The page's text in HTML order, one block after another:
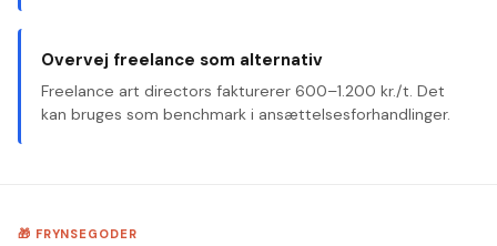
Overvej freelance som alternativ
Freelance art directors fakturerer 600–1.200 kr./t. Det
kan bruges som benchmark i ansættelsesforhandlinger.
🎁 FRYNSEGODER